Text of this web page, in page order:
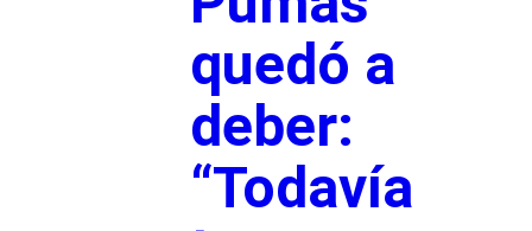
quedó a
deber:
“Todavía